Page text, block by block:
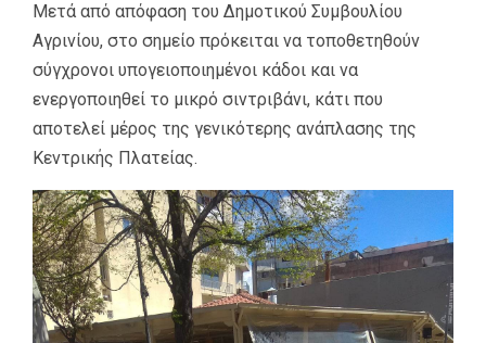
Μετά από απόφαση του Δημοτικού Συμβουλίου
Αγρινίου, στο σημείο πρόκειται να τοποθετηθούν
σύγχρονοι υπογειοποιημένοι κάδοι και να
ενεργοποιηθεί το μικρό σιντριβάνι, κάτι που
αποτελεί μέρος της γενικότερης ανάπλασης της
Κεντρικής Πλατείας.